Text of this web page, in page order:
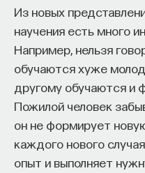
Из новых
научения есть много
Например, нельзя
обучаются хуже
другому обучаются и
Пожилой человек
он не формирует
каждого нового
опыт и выполняет